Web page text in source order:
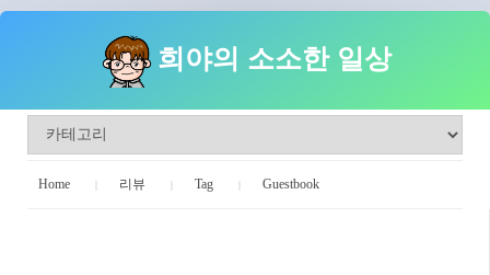
희야의 소소한 일상
Home 리뷰 Tag Guestbook